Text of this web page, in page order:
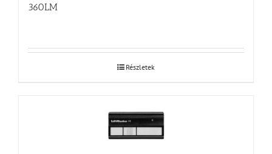
360LM
Részletek